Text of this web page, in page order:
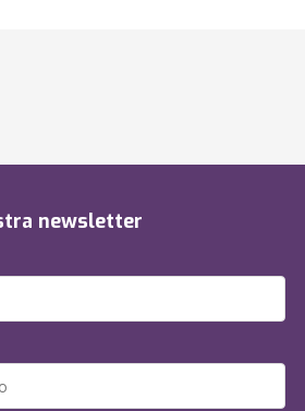
newsletter